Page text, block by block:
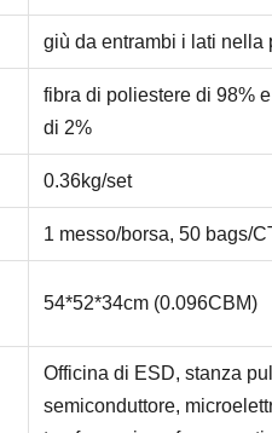
giù da entrambi i lati nella
fibra di poliestere di 98%
di 2%
0.36kg/set
1 messo/borsa, 50 bags/
54*52*34cm (0.096CBM)
Officina di ESD, stanza
semiconduttore,